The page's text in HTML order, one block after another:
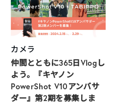
カメラ
仲間とともに365日Vlogし
よう。『キヤノン
PowerShot V10アンバサ
ダー』第2期を募集しま